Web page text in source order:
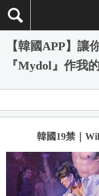
【韓國APP】讓
『Mydol』作我
韓國19禁｜